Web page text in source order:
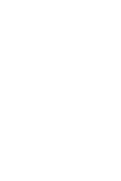
【重庆子石厂家属
重庆哪家代办较快
【图】南岸茶园新
新华区注册公司条
苏州注册公司_苏州
虎丘新区苏州物业